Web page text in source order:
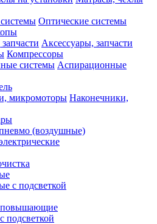
Оптические системы
Аксессуары, запчасти
Компрессоры
Аспирационные
Наконечники,
(воздушные)
с подсветкой
повышающие
подсветкой